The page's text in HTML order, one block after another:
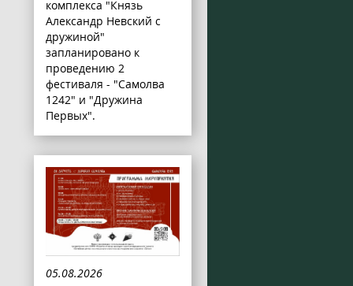
комплекса "Князь
Александр Невский с
дружиной"
запланировано к
проведению 2
фестиваля - "Самолва
1242" и "Дружина
Первых".
05.08.2026